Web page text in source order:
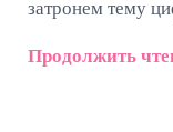
затронем тему
Продолжить